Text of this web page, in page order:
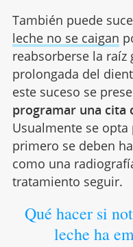
También puede
leche no se caigan
reabsorberse la
prolongada del
este suceso se
programar una cita
Usualmente se
primero se deben
como una
tratamiento seguir.
Qué hacer si
leche ha